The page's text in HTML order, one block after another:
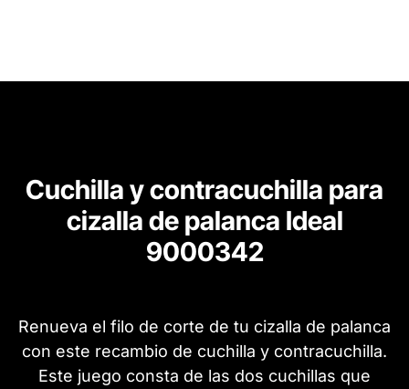
Cuchilla y contracuchilla para
cizalla de palanca Ideal
9000342
Renueva el filo de corte de tu cizalla de palanca
con este recambio de cuchilla y contracuchilla.
Este juego consta de las dos cuchillas que